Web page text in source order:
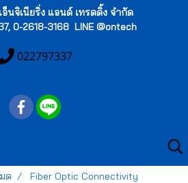
นจิเนียริ่ง แอนด์ เทรดดิ้ง จำกัด
0-2618-3168 LINE @ontech
022797337
ด
Fiber Optic Connectivity